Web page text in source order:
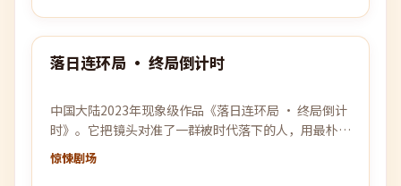
最新
落日连环局 · 终局倒计时
中国大陆2023年现象级作品《落日连环局 · 终局倒计
时》。它把镜头对准了一群被时代落下的人，用最朴素
的方式还原了他们最不平凡的日常。
惊悚剧场